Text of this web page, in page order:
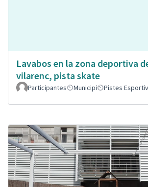
Lavabos en la zona deportiva
vilarenc, pista skate
Participantes Municipi Pistes